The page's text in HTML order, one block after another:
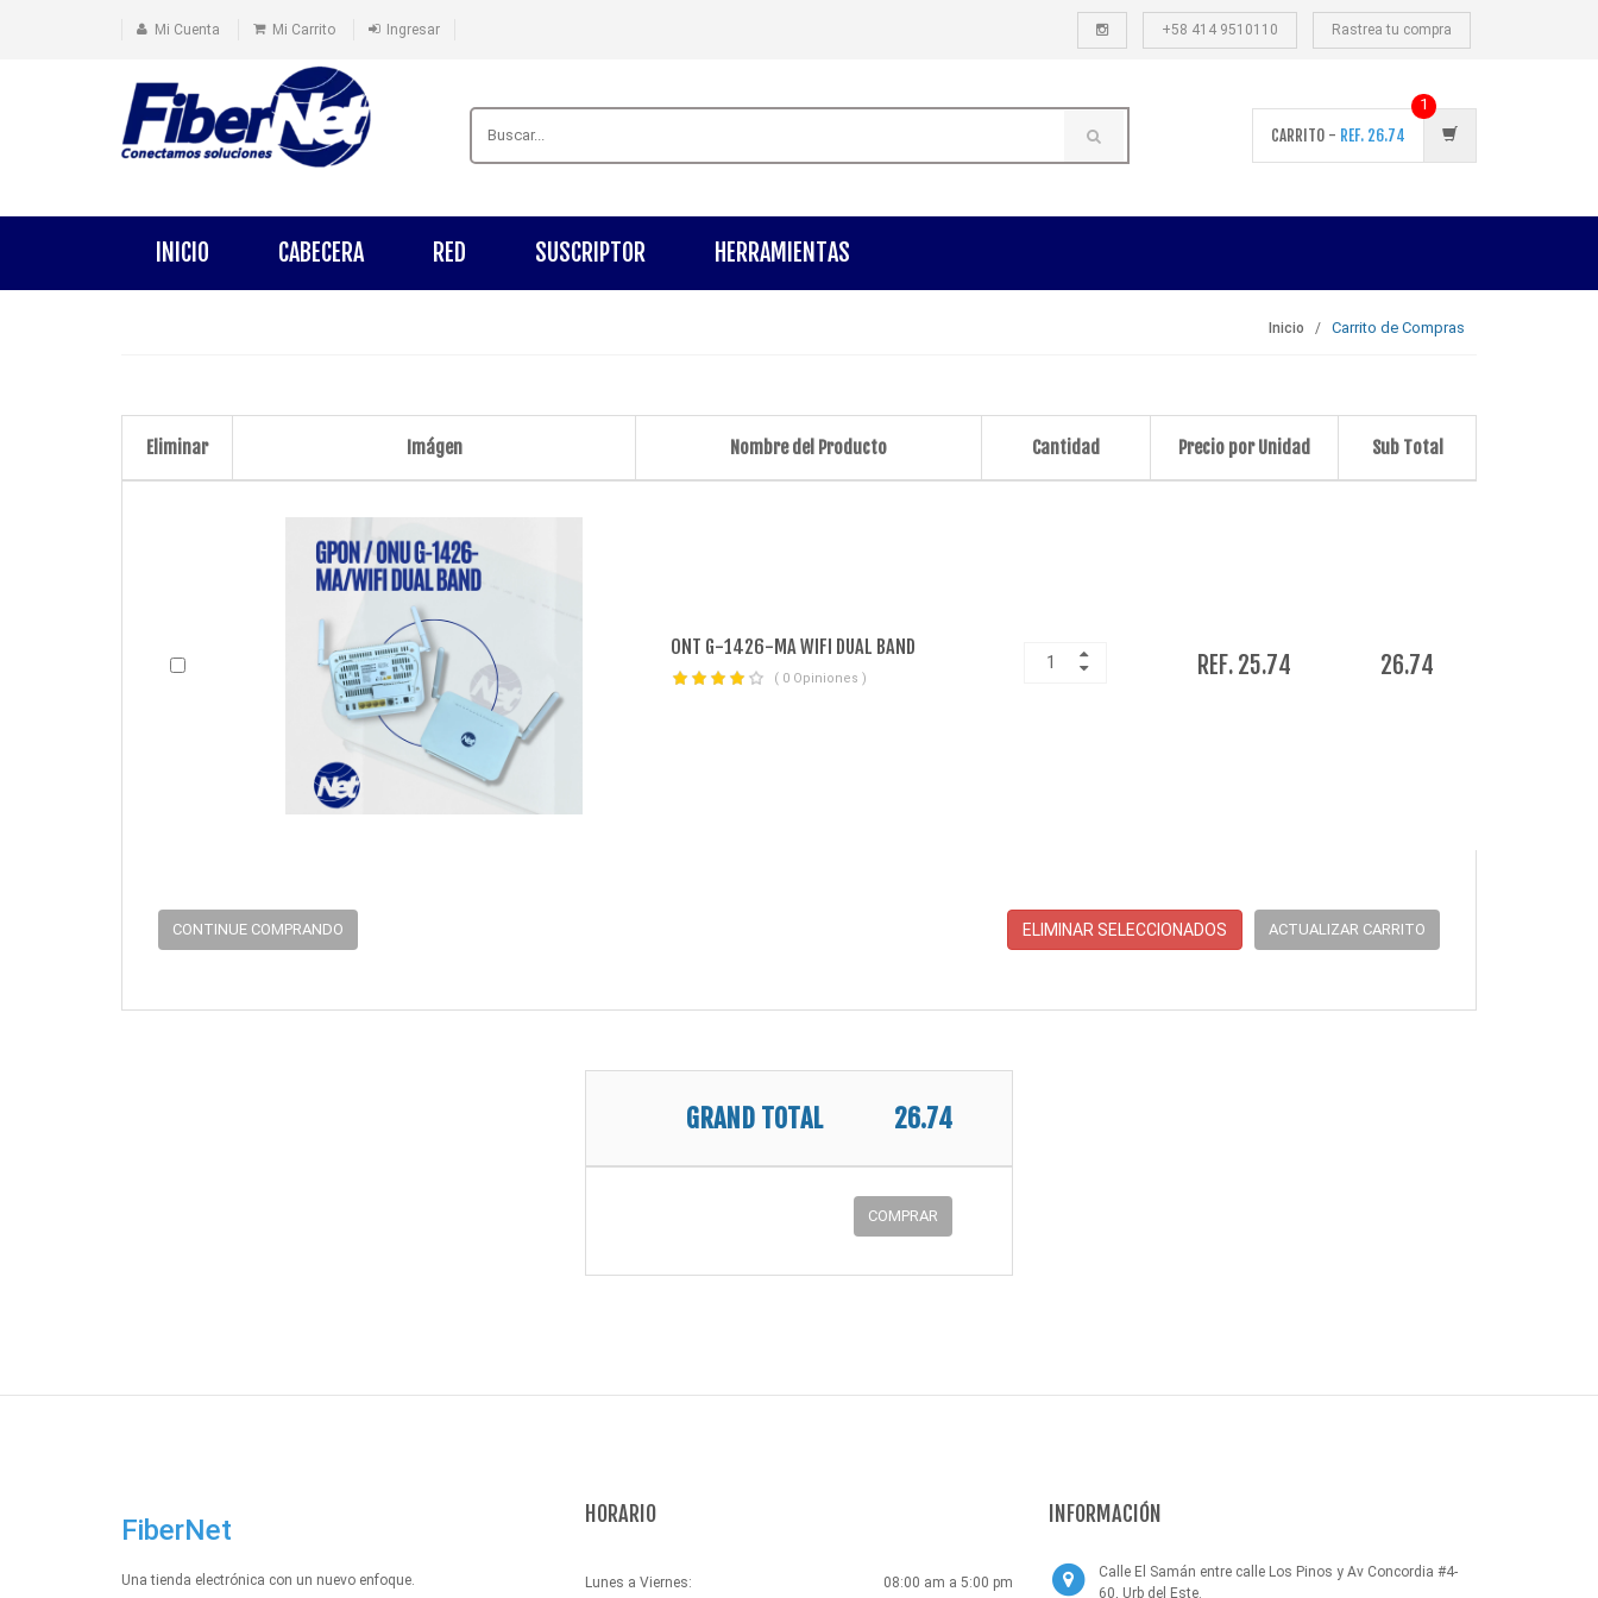
Mi Cuenta Mi Carrito Ingresar +58 414 9510110 Rastrea tu compra
CARRITO - REF. 26.74
1
INICIO CABECERA RED SUSCRIPTOR HERRAMIENTAS
Inicio Carrito de Compras
Eliminar Imágen Nombre del Producto Cantidad Precio por Unidad Sub Total
CONTINUE COMPRANDO ELIMINAR SELECCIONADOS
ONT G-1426-MA WIFI DUAL BAND
( 0 Opiniones ) REF. 25.74 26.74
GRAND TOTAL 26.74
COMPRAR
FiberNet
Una tienda electrónica con un nuevo enfoque.
HORARIO
Lunes a Viernes: 08:00 am a 5:00 pm
INFORMACIÓN
Calle El Samán entre calle Los Pinos y Av Concordia #4-
60, Urb del Este.